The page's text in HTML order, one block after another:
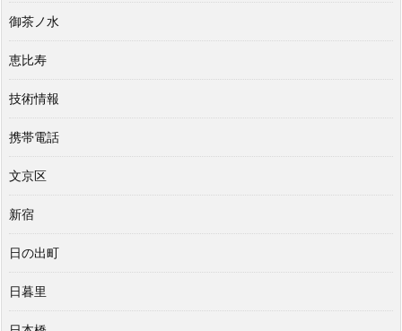
御茶ノ水
恵比寿
技術情報
携帯電話
文京区
新宿
日の出町
日暮里